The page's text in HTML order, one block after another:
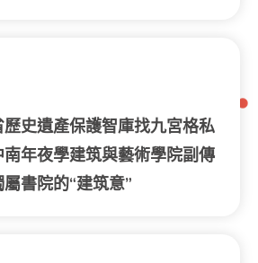
歷史遺產保護智庫找九宮格私
年夜學建筑與藝術學院副傳
書院的“建筑意”